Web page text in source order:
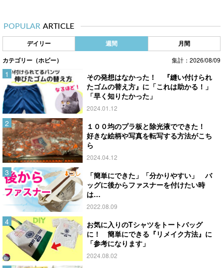
POPULAR ARTICLE
デイリー 週間 月間
カテゴリー（ホビー） 集計：2026/08/09
その発想はなかった！ 『縫い付けられ
たゴムの替え方』に「これは助かる！」
「早く知りたかった」
2024.01.12
１００均のプラ板と除光液でできた！
好きな絵柄や写真を転写する方法がこち
ら
2024.04.12
「簡単にできた」「分かりやすい」 バ
ッグに後からファスナーを付けたい時
は…
2022.08.09
お気に入りのTシャツをトートバッグ
に！ 簡単にできる『リメイク方法』に
「参考になります」
2024.08.02